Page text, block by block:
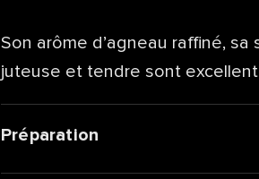
Son arôme d’agneau raffiné,
juteuse et tendre sont
Préparation